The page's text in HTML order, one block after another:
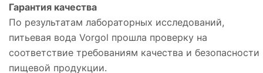
Гарантия качества
По результатам лабораторных исследований,
питьевая вода Vorgol прошла проверку на
соответствие требованиям качества и безопасности
пищевой продукции.